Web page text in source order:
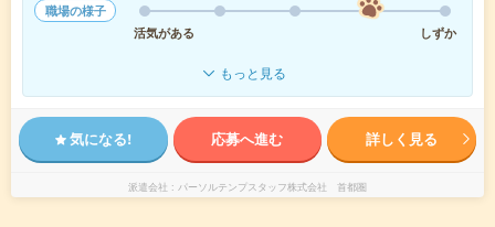
職場の様子
活気がある
しずか
もっと見る
気になる! 応募へ進む 詳しく見る
派遣会社 パーソルテンプスタッフ株式会社 首都圏